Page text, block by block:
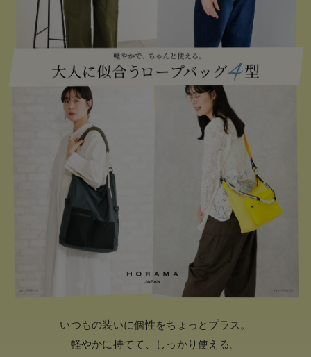
いつもの装いに個性をちょっとプラス。
軽やかに持てて、しっかり使える。